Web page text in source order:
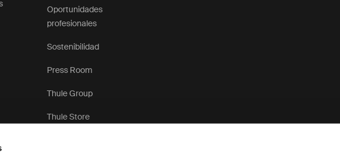
Oportunidades
profesionales
Sostenibilidad
Press Room
Thule Group
Thule Store